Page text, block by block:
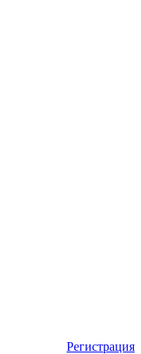
Регистрация